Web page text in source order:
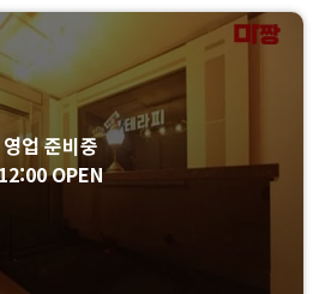
영업 준비중
OPEN